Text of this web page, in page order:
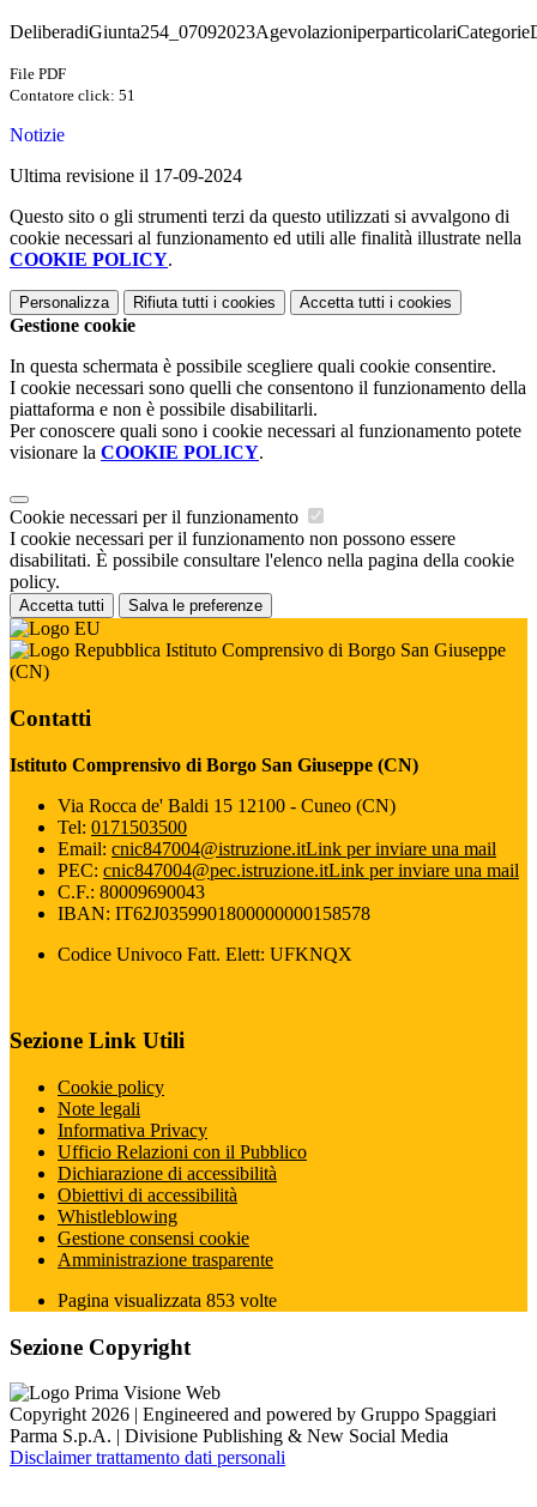
File PDF
Contatore click: 51
Notizie
Ultima revisione il 17-09-2024
Questo sito o gli strumenti terzi da questo utilizzati si avvalgono di
cookie necessari al funzionamento ed utili alle finalità illustrate nella
COOKIE POLICY.
Personalizza Rifiuta tutti i cookies Accetta tutti i cookies
Gestione cookie
In questa schermata è possibile scegliere quali cookie consentire.
I cookie necessari sono quelli che consentono il funzionamento della
piattaforma e non è possibile disabilitarli.
Per conoscere quali sono i cookie necessari al funzionamento potete
visionare la COOKIE POLICY.
Cookie necessari per il funzionamento
I cookie necessari per il funzionamento non possono essere
disabilitati. È possibile consultare l'elenco nella pagina della cookie
policy.
Accetta tutti Salva le preferenze
Istituto Comprensivo di Borgo San Giuseppe
(CN)
Contatti
Istituto Comprensivo di Borgo San Giuseppe (CN)
Via Rocca de' Baldi 15 12100 - Cuneo (CN)
Tel: 0171503500
Email: cnic847004@istruzione.itLink per inviare una mail
PEC: cnic847004@pec.istruzione.itLink per inviare una mail
C.F.: 80009690043
IBAN: IT62J0359901800000000158578
Codice Univoco Fatt. Elett: UFKNQX
Sezione Link Utili
Cookie policy
Note legali
Informativa Privacy
Ufficio Relazioni con il Pubblico
Dichiarazione di accessibilità
Obiettivi di accessibilità
Whistleblowing
Gestione consensi cookie
Amministrazione trasparente
Pagina visualizzata 853 volte
Sezione Copyright
Copyright 2026 | Engineered and powered by Gruppo Spaggiari
Parma S.p.A. | Divisione Publishing & New Social Media
Disclaimer trattamento dati personali